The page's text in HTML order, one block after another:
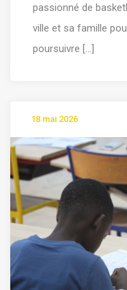
passionné de
ville et sa famille
poursuivre [...]
18 mai 2026